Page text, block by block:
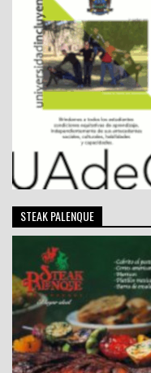
STEAK PALENQUE